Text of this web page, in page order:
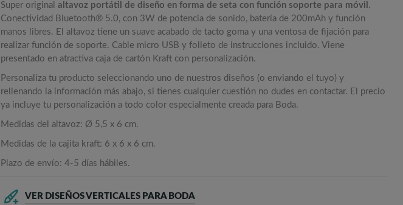
Super original altavoz portátil de diseño en forma de seta con función soporte para móvil .
Conectividad Bluetooth® 5.0, con 3W de potencia de sonido, batería de 200mAh y función
manos libres. El altavoz tiene un suave acabado de tacto goma y una ventosa de fijación para
realizar función de soporte. Cable micro USB y folleto de instrucciones incluido. Viene
presentado en atractiva caja de cartón Kraft con personalización.
Personaliza tu producto seleccionando uno de nuestros diseños (o enviando el tuyo) y
rellenando la información más abajo, si tienes cualquier cuestión no dudes en contactar. El precio
ya incluye tu personalización a todo color especialmente creada para Boda.
Medidas del altavoz: Ø 5,5 x 6 cm.
Medidas de la cajita kraft: 6 x 6 x 6 cm.
Plazo de envío: 4-5 días hábiles.
VER DISEÑOS VERTICALES PARA BODA